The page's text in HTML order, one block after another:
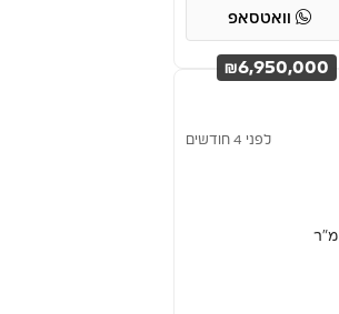
וואטסאפ
₪6,950,000
לפני 4 חודשים